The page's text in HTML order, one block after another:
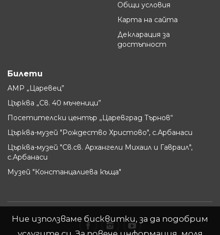
Общи условия
Карта на сайта
Декларация за
достъпност
Билети
АМР „Царевец”
Църква „Св. 40 мъченици”
Посетителски център „Царевград Търнов“
Църква-музей "Рождество Христово", с.Арбанаси
Църква-музей "Св.св. Архангели Михаил и Гавраил",
с.Арбанаси
Музей "Констанцалиева къща"
Ние използваме бисквитки, за да подобрим